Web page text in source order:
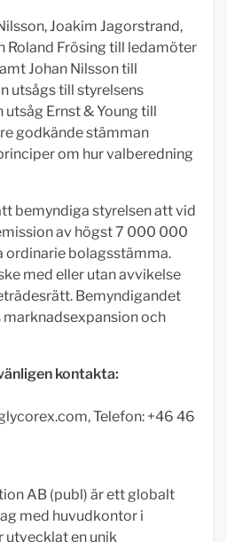
Joakim Jagorstrand,
Roland Frösing till ledamöter
Johan Nilsson till
utsågs till styrelsens
Ernst & Young till
godkände stämman
om hur valberedning
bemyndiga styrelsen att vid
av högst 7 000 000
ordinarie bolagsstämma.
med eller utan avvikelse
Bemyndigandet
och
kontakta:
, Telefon: +46 46
AB (publ) är ett globalt
med huvudkontor i
utvecklat en unik